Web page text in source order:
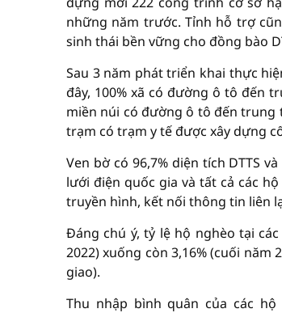
những năm trước. Tỉnh hỗ trợ
sinh thái bền vững cho đồng bào
Sau 3 năm phát triển khai thực
đây, 100% xã có đường ô tô đến
miền núi có đường ô tô đến trung
trạm có trạm y tế được xây dựng
Ven bờ có 96,7% diện tích DTTS
lưới điện quốc gia và tất cả các
truyền hình, kết nối thông tin liên
Đáng chú ý, tỷ lệ hộ nghèo tại
2022) xuống còn 3,16% (cuối
giao).
Thu nhập bình quân của các